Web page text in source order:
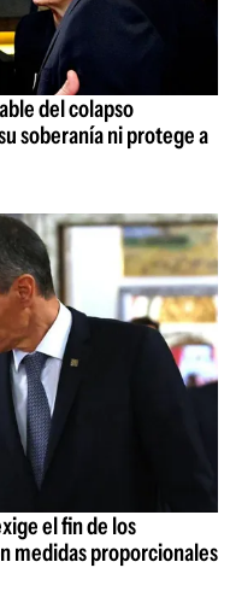
del colapso
soberanía ni protege a
el fin de los
medidas proporcionales